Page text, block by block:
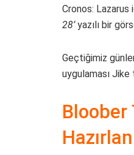
Cronos: Lazarus
28’yazılı bir
Geçtiğimiz
uygulaması Jike
Bloober